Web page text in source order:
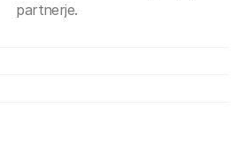
partnerje.